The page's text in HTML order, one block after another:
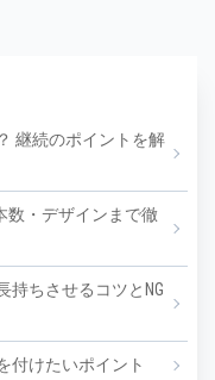
継続のポイントを解
・デザインまで徹
ちさせるコツとNG
けたいポイント